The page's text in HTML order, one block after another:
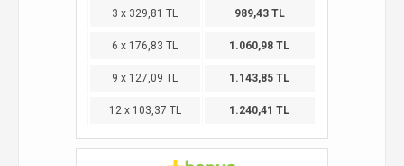
3 x 329,81 TL 989,43 TL
6 x 176,83 TL 1.060,98 TL
9 x 127,09 TL 1.143,85 TL
12 x 103,37 TL 1.240,41 TL